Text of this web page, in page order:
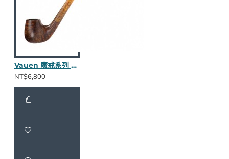
Vauen 魔戒系列 Modon 長斗
NT$6,800